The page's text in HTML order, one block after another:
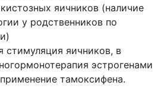
яичников (наличие
у родственников по
стимуляция яичников, в
эстрогенами
тамоксифена.